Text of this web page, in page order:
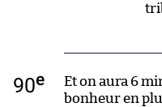
90e
Et on aura 6
bonheur en